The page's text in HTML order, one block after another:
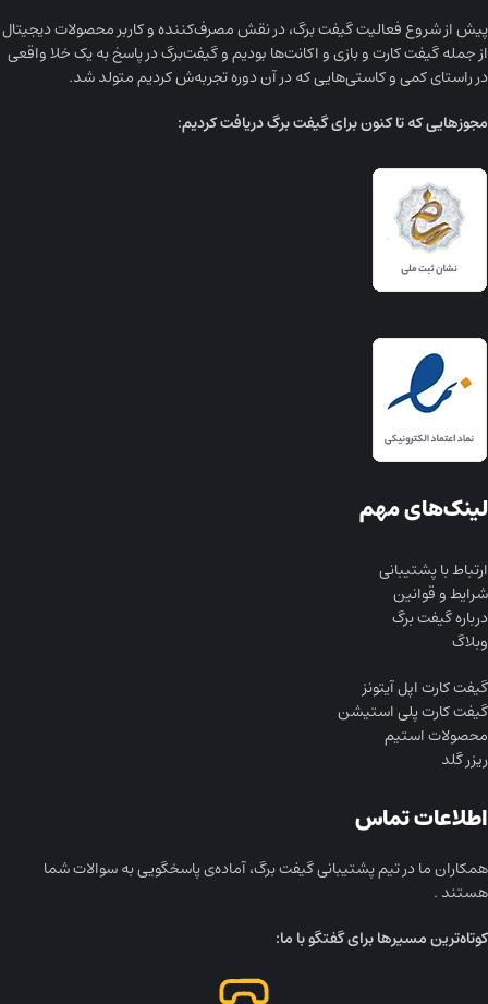
پیش از شروع فعالیت گیفت برگ، در نقش مصرف‌کننده و کاربر محصولات دیجیتال
از جمله گیفت کارت و بازی و اکانت‌ها بودیم و گیفت‌برگ در پاسخ به یک خلا واقعی
در راستای کمی و کاستی‌هایی که در آن دوره تجربه‌ش کردیم متولد شد.
مجوز‌هایی که تا کنون برای گیفت برگ دریافت کردیم:
لینک‌های مهم
ارتباط با پشتیبانی
شرایط و قوانین
درباره گیفت برگ
وبلاگ
گیفت کارت اپل آیتونز
گیفت کارت پلی استیشن
محصولات استیم
ریزر گلد
اطلاعات تماس
همکاران ما در تیم پشتیبانی گیفت برگ، آماده‌ی پاسخگویی به سوالات شما
هستند .
کوتاه‌ترین مسیرها برای گفتگو با ما: